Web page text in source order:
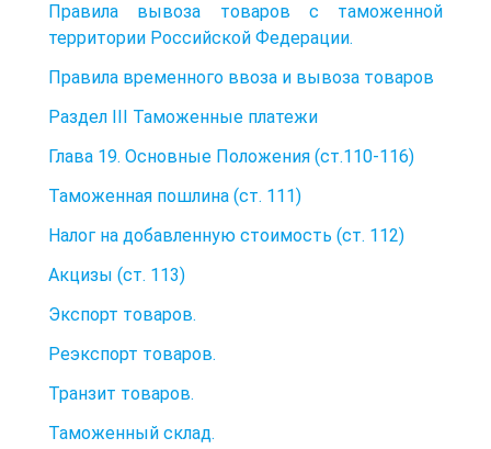
Правила вывоза товаров с таможенной
территории Российской Федерации.
Правила временного ввоза и вывоза товаров
Раздел III Таможенные платежи
Глава 19. Основные Положения (ст.110-116)
Таможенная пошлина (ст. 111)
Налог на добавленную стоимость (ст. 112)
Акцизы (ст. 113)
Экспорт товаров.
Реэкспорт товаров.
Транзит товаров.
Таможенный склад.